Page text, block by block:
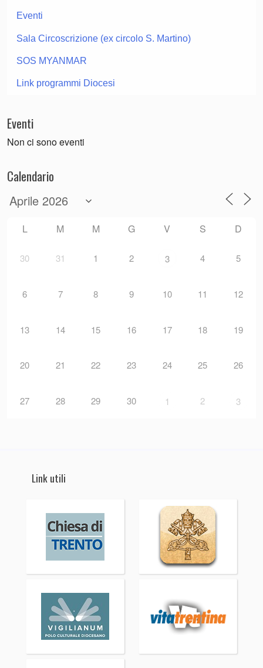
Eventi
Sala Circoscrizione (ex circolo S. Martino)
SOS MYANMAR
Link programmi Diocesi
Eventi
Non ci sono eventi
Calendario
L M M G V S D
30 31 1 2 3 4 5
6 7 8 9 10 11 12
13 14 15 16 17 18 19
20 21 22 23 24 25 26
27 28 29 30 1 2 3
Link utili